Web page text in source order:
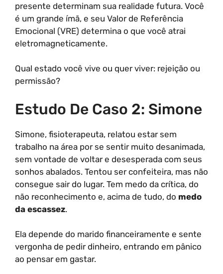
presente determinam sua realidade futura. Você
é um grande ímã, e seu Valor de Referência
Emocional (VRE) determina o que você atrai
eletromagneticamente.
Qual estado você vive ou quer viver: rejeição ou
permissão?
Estudo De Caso 2: Simone
Simone, fisioterapeuta, relatou estar sem
trabalho na área por se sentir muito desanimada,
sem vontade de voltar e desesperada com seus
sonhos abalados. Tentou ser confeiteira, mas não
consegue sair do lugar. Tem medo da crítica, do
não reconhecimento e, acima de tudo, do medo
da escassez.
Ela depende do marido financeiramente e sente
vergonha de pedir dinheiro, entrando em pânico
ao pensar em gastar.